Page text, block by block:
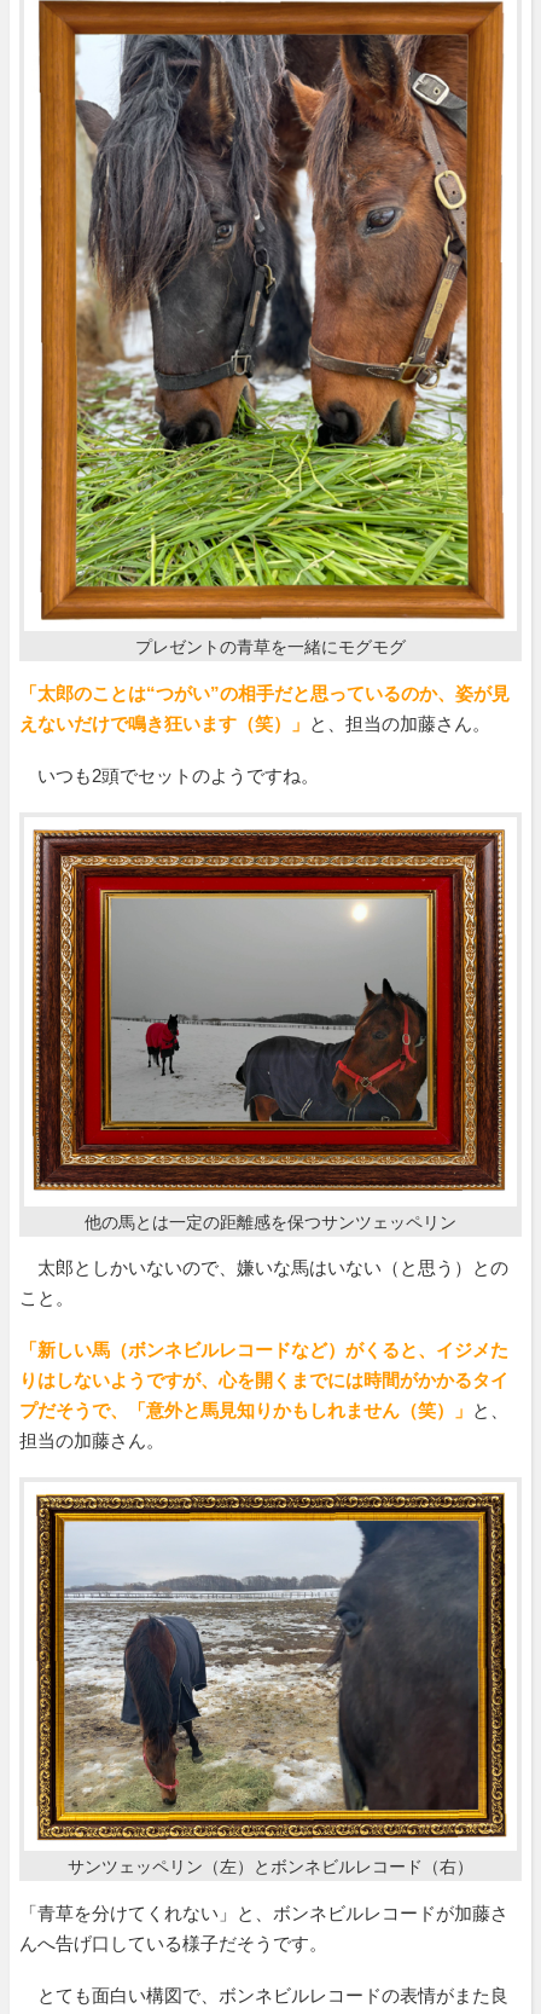
プレゼントの青草を一緒にモグモグ
「太郎のことは“つがい”の相手だと思っているのか、姿が見
えないだけで鳴き狂います（笑）」 と、担当の加藤さん。
いつも2頭でセットのようですね。
他の馬とは一定の距離感を保つサンツェッペリン
太郎としかいないので、嫌いな馬はいない（と思う）との
こと。
「新しい馬（ボンネビルレコードなど）がくると、イジメた
りはしないようですが、心を開くまでには時間がかかるタイ
プだそうで、「意外と馬見知りかもしれません（笑）」 と、
担当の加藤さん。
サンツェッペリン（左）とボンネビルレコード（右）
「青草を分けてくれない」と、ボンネビルレコードが加藤さ
んへ告げ口している様子だそうです。
とても面白い構図で、ボンネビルレコードの表情がまた良